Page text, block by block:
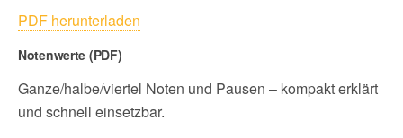
PDF herunterladen
Notenwerte (PDF)
Ganze/halbe/viertel Noten und Pausen – kompakt erklärt
und schnell einsetzbar.